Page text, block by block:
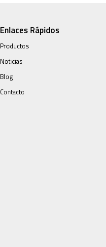
Enlaces Rápidos
Productos
Noticias
Blog
Contacto